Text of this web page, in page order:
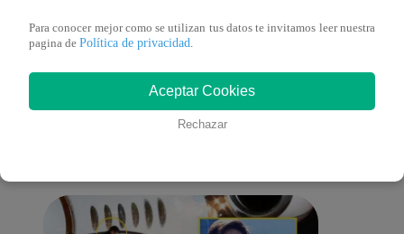
También te puede
interesar
Para conocer mejor como se utilizan tus datos te invitamos leer nuestra
pagina de Política de privacidad
Aceptar Cookies
Rechazar